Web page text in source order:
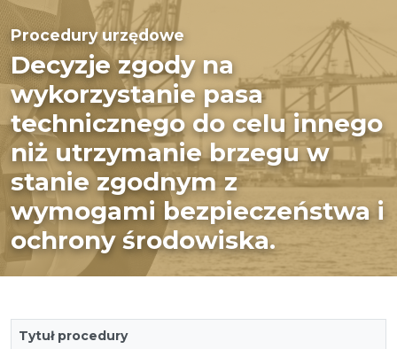
Procedury urzędowe
Decyzje zgody na
wykorzystanie pasa
technicznego do celu innego
niż utrzymanie brzegu w
stanie zgodnym z
wymogami bezpieczeństwa i
ochrony środowiska.
Tytuł procedury